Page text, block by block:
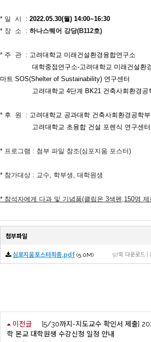
* 일 시 : 2022.05.30(월) 14:00~16:30
* 장 소 : 하나스퀘어 강당(B112호)
* 주 관 : 고려대학교 미래건설환경융합연구소
대학중점연구소-고려대학교 미래건설환경
마트 SOS(Shelter of Sustainability) 연구센터
고려대학교 4단계 BK21 건축사회환경공학
* 후 원 : 고려대학교 공과대학 건축사회환경공학부
고려대학교 초융합 건설 포렌식 연구센터
* 프로그램 : 첨부 파일 참조(심포지움 포스터)
* 참가대상 : 교수, 학부생, 대학원생
* 참석자에게 다과 및 기념품(클립온 3색펜,150명 제
첨부파일
심포지움포스터최종.pdf (5.0M) 97회 다운로드 |
이전글
[5/30까지-지도교수 확인서 제출]
학 본교 대학원생 수강신청 일정 안내